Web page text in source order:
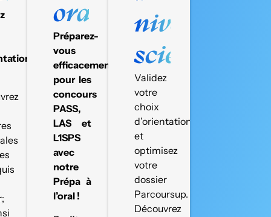
oraux
Préparez-
vous
efficacement
pour les
concours
PASS,
LAS et
L1SPS
avec
notre
Prépa à
l’oral !
niveau
scientifique
Validez
votre
choix
d’orientation
et
optimisez
votre
dossier
Parcoursup.
Découvrez